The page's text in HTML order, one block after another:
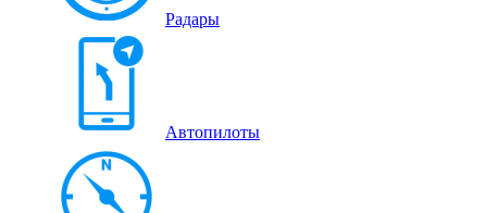
Радары
Автопилоты